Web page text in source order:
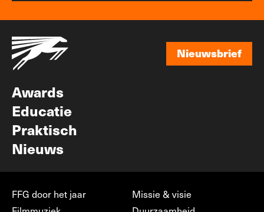
Nieuwsbrief
Awards
Educatie
Praktisch
Nieuws
FFG door het jaar
Missie & visie